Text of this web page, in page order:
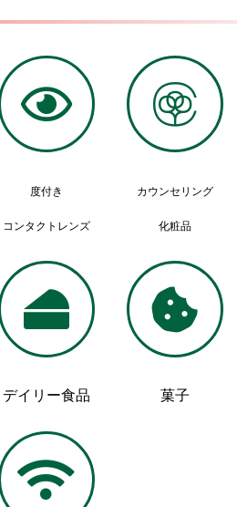
度付き
コンタクトレンズ
カウンセリング
化粧品
デイリー食品 菓子